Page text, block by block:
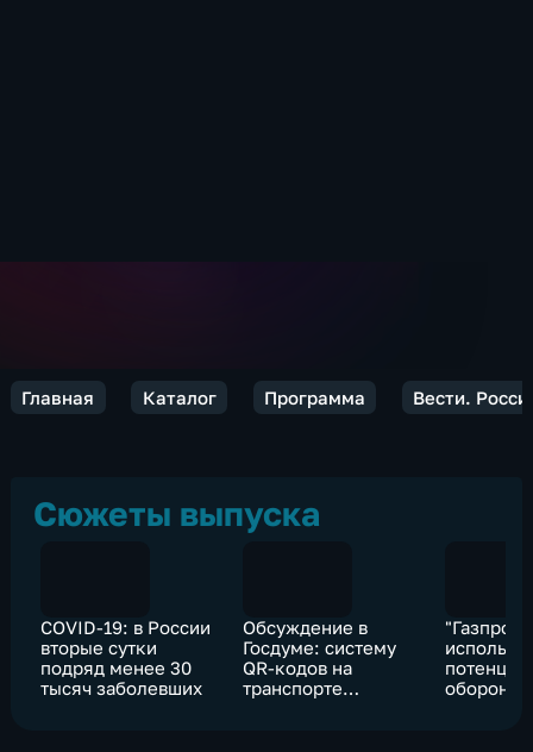
Главная Каталог Программа Вести.
Сюжеты выпуска
COVID-19: в России
вторые сутки
подряд менее 30
тысяч заболевших
Обсуждение в
Госдуме: систему
QR-кодов на
транспорте
"Газпром"